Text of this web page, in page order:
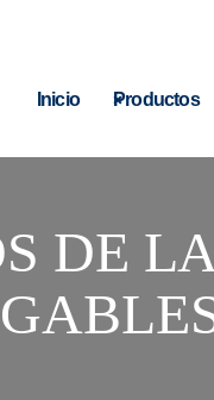
Inicio Productos
DE